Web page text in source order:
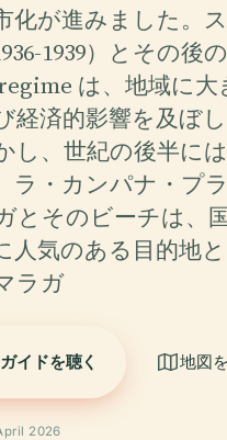
化が進みました。
1939）とその後
は、地域に大
経済的影響を及ぼ
し、世紀の後半に
ラ・カンパナ・プ
とそのビーチは、
人気のある目的地
ラガ
イドを聴く 地図
2026